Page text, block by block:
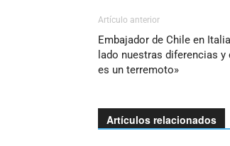
Artículo anterior
Embajador de Chile en
lado nuestras diferencias
es un terremoto»
Artículos relacionados